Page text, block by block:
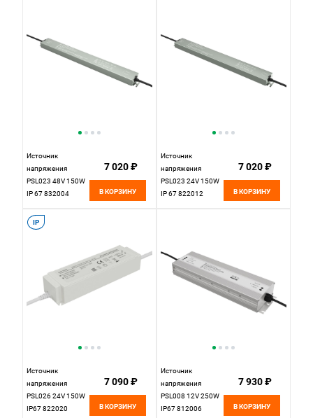
Источник
напряжения
PSL023 48V 150W
IP 67 832004
7 020 ₽
В КОРЗИНУ
Источник
напряжения
PSL023 24V 150W
IP 67 822012
7 020 ₽
В КОРЗИНУ
IP
Источник
напряжения
PSL026 24V 150W
IP67 822020
7 090 ₽
В КОРЗИНУ
Источник
напряжения
PSL008 12V 250W
IP67 812006
7 930 ₽
В КОРЗИНУ